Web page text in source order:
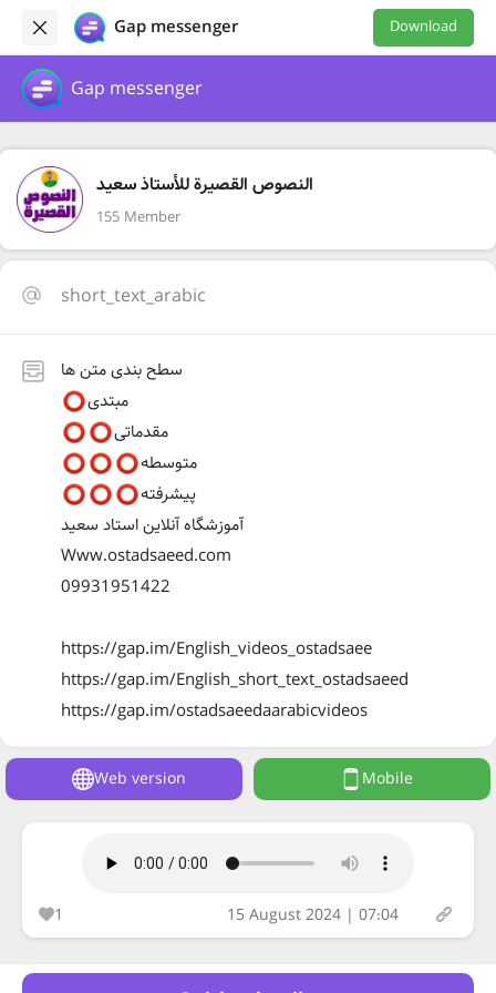
Gap messenger Download
Gap messenger
النصوص القصيرة للأستاذ سعيد
155 Member
short_text_arabic
سطح بندی متن ها
مبتدی
مقدماتی
متوسطه
پیشرفته
آموزشگاه آنلاین استاد سعید
Www.ostadsaeed.com
09931951422
https://gap.im/English_videos_ostadsaee
https://gap.im/English_short_text_ostadsaeed
https://gap.im/ostadsaeedaarabicvideos
Web version Mobile
1 15 August 2024 | 07:04